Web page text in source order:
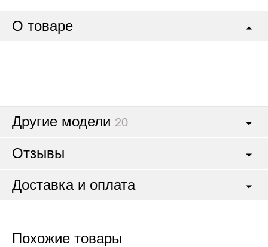
О товаре
Другие модели 20
Отзывы
Доставка и оплата
Похожие товары